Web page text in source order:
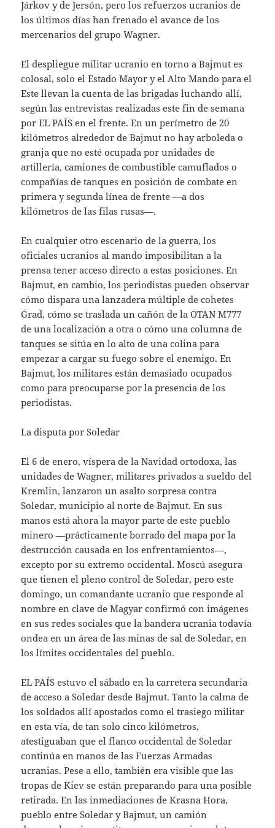
Járkov y de Jersón, pero los refuerzos ucranios de
los últimos días han frenado el avance de los
mercenarios del grupo Wagner.
El despliegue militar ucranio en torno a Bajmut es
colosal, solo el Estado Mayor y el Alto Mando para el
Este llevan la cuenta de las brigadas luchando allí,
según las entrevistas realizadas este fin de semana
por EL PAÍS en el frente. En un perímetro de 20
kilómetros alrededor de Bajmut no hay arboleda o
granja que no esté ocupada por unidades de
artillería, camiones de combustible camuflados o
compañías de tanques en posición de combate en
primera y segunda línea de frente —a dos
kilómetros de las filas rusas—.
En cualquier otro escenario de la guerra, los
oficiales ucranios al mando imposibilitan a la
prensa tener acceso directo a estas posiciones. En
Bajmut, en cambio, los periodistas pueden observar
cómo dispara una lanzadera múltiple de cohetes
Grad, cómo se traslada un cañón de la OTAN M777
de una localización a otra o cómo una columna de
tanques se sitúa en lo alto de una colina para
empezar a cargar su fuego sobre el enemigo. En
Bajmut, los militares están demasiado ocupados
como para preocuparse por la presencia de los
periodistas.
La disputa por Soledar
El 6 de enero, víspera de la Navidad ortodoxa, las
unidades de Wagner, militares privados a sueldo del
Kremlin, lanzaron un asalto sorpresa contra
Soledar, municipio al norte de Bajmut. En sus
manos está ahora la mayor parte de este pueblo
minero —prácticamente borrado del mapa por la
destrucción causada en los enfrentamientos—,
excepto por su extremo occidental. Moscú asegura
que tienen el pleno control de Soledar, pero este
domingo, un comandante ucranio que responde al
nombre en clave de Magyar confirmó con imágenes
en sus redes sociales que la bandera ucrania todavía
ondea en un área de las minas de sal de Soledar, en
los límites occidentales del pueblo.
EL PAÍS estuvo el sábado en la carretera secundaria
de acceso a Soledar desde Bajmut. Tanto la calma de
los soldados allí apostados como el trasiego militar
en esta vía, de tan solo cinco kilómetros,
atestiguaban que el flanco occidental de Soledar
continúa en manos de las Fuerzas Armadas
ucranias. Pese a ello, también era visible que las
tropas de Kiev se están preparando para una posible
retirada. En las inmediaciones de Krasna Hora,
pueblo entre Soledar y Bajmut, un camión